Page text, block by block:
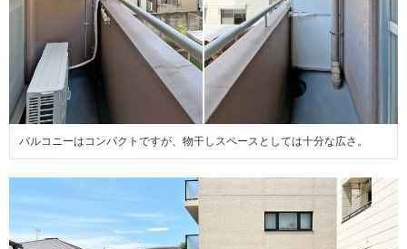
バルコニーはコンパクトですが、物干しスペースとしては十分な広さ。